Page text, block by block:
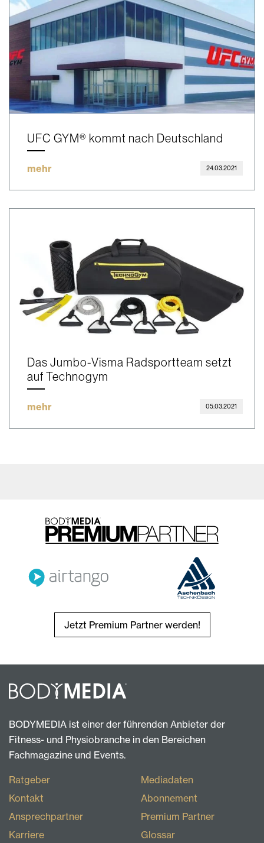
UFC GYM® kommt nach Deutschland
mehr 24.03.2021
Das Jumbo-Visma Radsportteam setzt
auf Technogym
mehr 05.03.2021
Jetzt Premium Partner werden!
BODYMEDIA ist einer der führenden Anbieter der
Fitness- und Physiobranche in den Bereichen
Fachmagazine und Events.
Ratgeber
Kontakt
Ansprechpartner
Karriere
Mediadaten
Abonnement
Premium Partner
Glossar